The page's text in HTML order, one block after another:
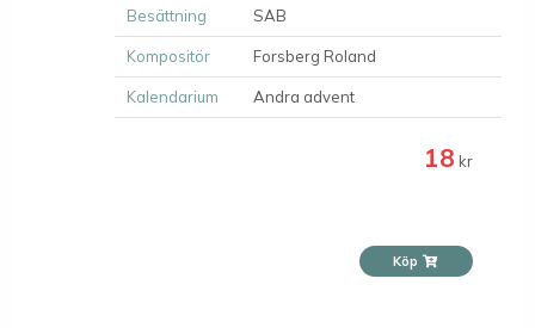
Besättning SAB
Kompositör Forsberg Roland
Kalendarium Andra advent
18 kr
Köp